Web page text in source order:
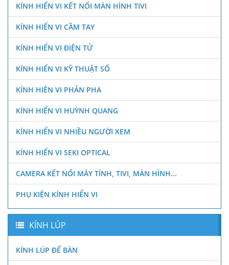
KÍNH HIỂN VI KẾT NỐI MÀN HÌNH TIVI
KÍNH HIỂN VI CẦM TAY
KÍNH HIỂN VI ĐIỆN TỬ
KÍNH HIỂN VI KỸ THUẬT SỐ
KÍNH HIÊN VI PHẢN PHA
KÍNH HIỂN VI HUỲNH QUANG
KÍNH HIỂN VI NHIỀU NGƯỜI XEM
KÍNH HIỂN VI SEKI OPTICAL
CAMERA KẾT NỐI MÁY TÍNH, TIVI, MÀN HÌNH...
PHỤ KIỆN KÍNH HIỂN VI
KÍNH LÚP
KÍNH LÚP ĐỂ BÀN